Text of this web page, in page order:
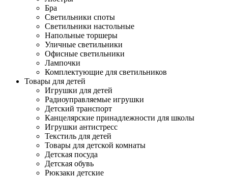
Бра
Светильники споты
Светильники настольные
Напольные торшеры
Уличные светильники
Офисные светильники
Лампочки
Комплектующие для светильников
Товары для детей
Игрушки для детей
Радиоуправляемые игрушки
Детский транспорт
Канцелярские принадлежности для школы
Игрушки антистресс
Текстиль для детей
Товары для детской комнаты
Детская посуда
Детская обувь
Рюкзаки детские